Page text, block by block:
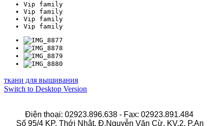
Vip family
Vip family
Vip family
Vip family
ткани для вышивания
Switch to Desktop Version
Điện thoại: 02923.896.638 - Fax: 02923.891.484
Số 95/4 KP. Thới Nhật, Đ.Nguyễn Văn Cừ, KV.2, P.An